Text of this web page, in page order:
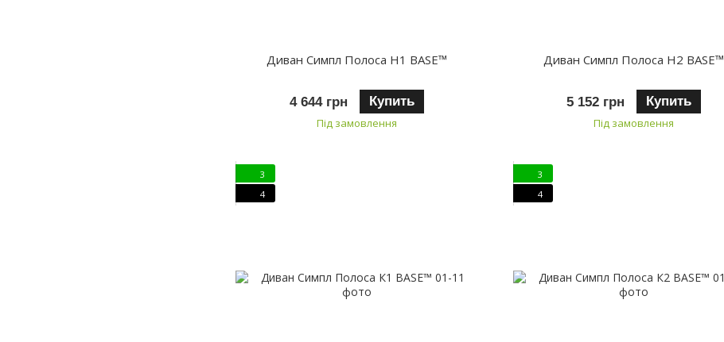
Диван Симпл Полоса H1 BASE™
4 644 грн Купить
Під замовлення
Диван Симпл Полоса H2 BASE™
5 152 грн Купить
Під замовлення
3
4
3
4